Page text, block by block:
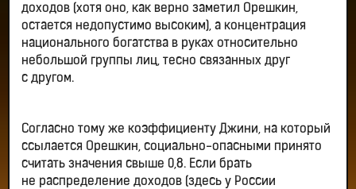
доходов (хотя оно, как верно заметил Орешкин,
остается недопустимо высоким), а концентрация
национального богатства в руках относительно
небольшой группы лиц, тесно связанных друг
с другом.
Согласно тому же коэффициенту Джини, на который
ссылается Орешкин, социально-опасными принято
считать значения свыше 0,8. Если брать
не распределение доходов (здесь у России